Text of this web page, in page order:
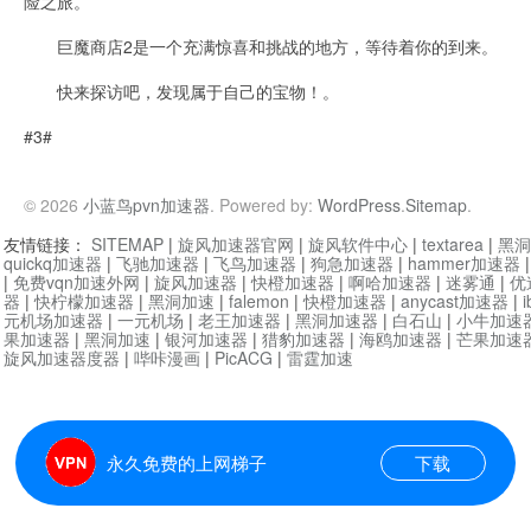
巨魔商店2是一个充满惊喜和挑战的地方，等待着你的到来。
快来探访吧，发现属于自己的宝物！。
#3#
© 2026 小蓝鸟pvn加速器. Powered by: WordPress.Sitemap.
永久免费的上网梯子 下载
友情链接： SITEMAP | 旋风加速器官网 | 旋风软件中心 | textarea | 黑
quickq加速器 | 飞驰加速器 | 飞鸟加速器 | 狗急加速器 | hammer加速器
| 免费vqn加速外网 | 旋风加速器 |快橙加速器 | 啊哈加速器 | 迷雾通 | 优
器 |快柠檬加速器 | 黑洞加速 | falemon |快橙加速器 | anycast加速器 |
元机场加速器 | 一元机场 | 老王加速器 | 黑洞加速器 | 白石山 | 小牛加速
果加速器 | 黑洞加速 | 银河加速器 | 猎豹加速器 | 海鸥加速器 | 芒果加速
旋风加速器度器 | 哔咔漫画 | PicACG | 雷霆加速